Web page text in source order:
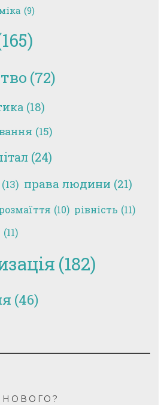
(9)
(72)
(18)
(15)
(24)
(13) права людини (21)
розмаїття (10) рівність (11)
(11)
(182)
(46)
НОВОГО?